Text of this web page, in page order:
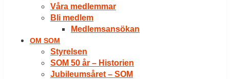
Våra medlemmar
Bli medlem
Medlemsansökan
OM SOM
Styrelsen
SOM 50 år – Historien
Jubileumsåret – SOM